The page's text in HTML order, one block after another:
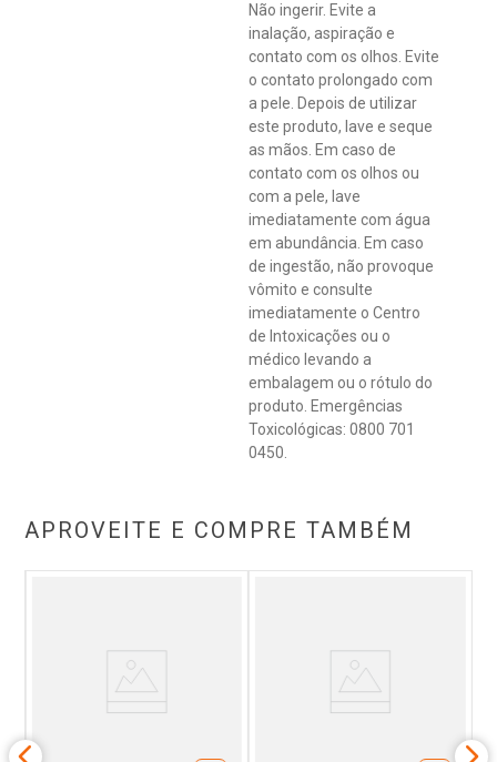
Não ingerir. Evite a
inalação, aspiração e
contato com os olhos. Evite
o contato prolongado com
a pele. Depois de utilizar
este produto, lave e seque
as mãos. Em caso de
contato com os olhos ou
com a pele, lave
imediatamente com água
em abundância. Em caso
de ingestão, não provoque
vômito e consulte
imediatamente o Centro
de Intoxicações ou o
médico levando a
embalagem ou o rótulo do
produto. Emergências
Toxicológicas: 0800 701
0450.
APROVEITE E COMPRE TAMBÉM